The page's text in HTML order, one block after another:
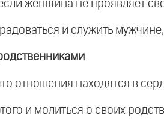
женщина не проявляет
и служить
отношения находятся в
и молиться о своих